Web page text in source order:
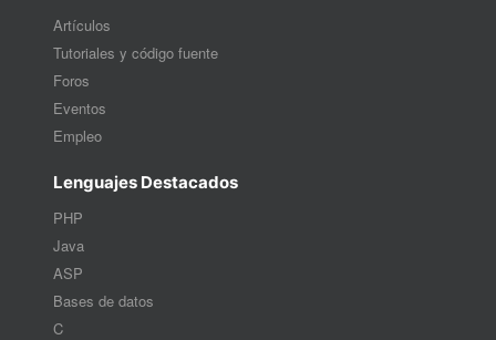
Artículos
Tutoriales y código fuente
Foros
Eventos
Empleo
Lenguajes Destacados
PHP
Java
ASP
Bases de datos
C